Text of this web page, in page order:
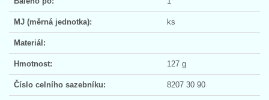
MJ (měrná jednotka): ks
Materiál:
Hmotnost: 127 g
Číslo celního sazebníku: 8207 30 90